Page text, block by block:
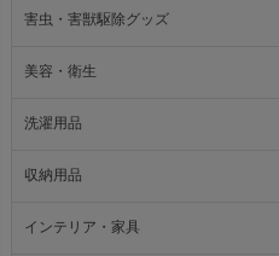
害虫・害獣駆除グッズ
美容・衛生
洗濯用品
収納用品
インテリア・家具